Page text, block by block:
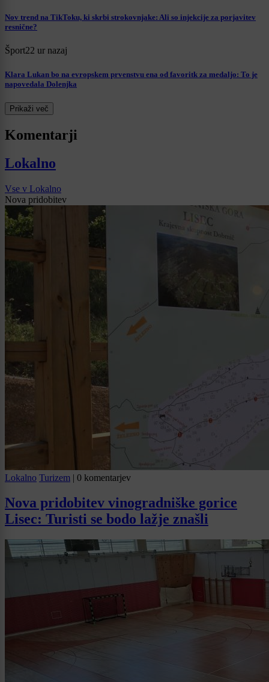
Nov trend na TikToku, ki skrbi strokovnjake: Ali so injekcije za porjavitev
resnične?
Šport22 ur nazaj
Klara Lukan bo na evropskem prvenstvu ena od favoritk za medaljo: To je
napovedala Dolenjka
Prikaži več
Komentarji
Lokalno
Vse v Lokalno
Nova pridobitev
Lokalno Turizem | 0 komentarjev
Nova pridobitev vinogradniške gorice
Lisec: Turisti se bodo lažje znašli